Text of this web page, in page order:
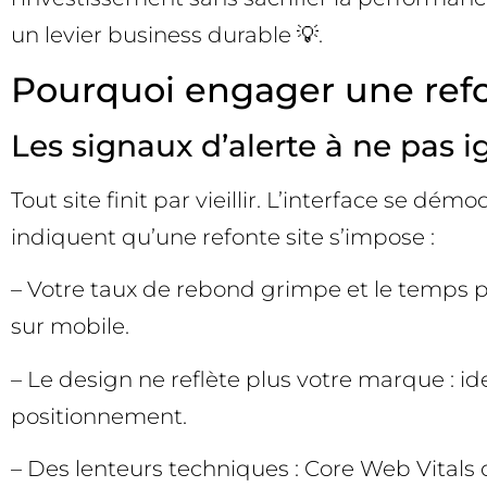
un levier business durable 💡.
Pourquoi engager une
Les signaux d’alerte à ne pas
Tout site finit par vieillir. L’interface se
indiquent qu’une refonte site s’impose :
– Votre taux de rebond grimpe et le temps
sur mobile.
– Le design ne reflète plus votre marque :
positionnement.
– Des lenteurs techniques : Core Web